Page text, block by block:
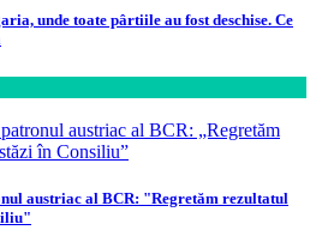
unde toate pârtiile au fost deschise. Ce
austriac al BCR: "Regretăm rezultatul